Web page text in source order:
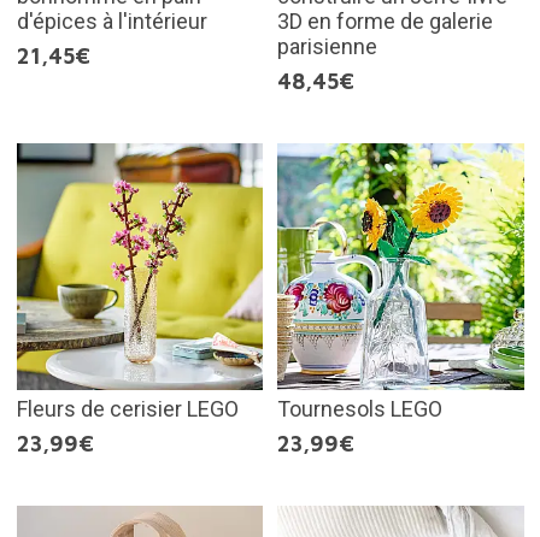
d'épices à l'intérieur
21,45€
3D en forme de galerie
parisienne
48,45€
Fleurs de cerisier LEGO
23,99€
Tournesols LEGO
23,99€